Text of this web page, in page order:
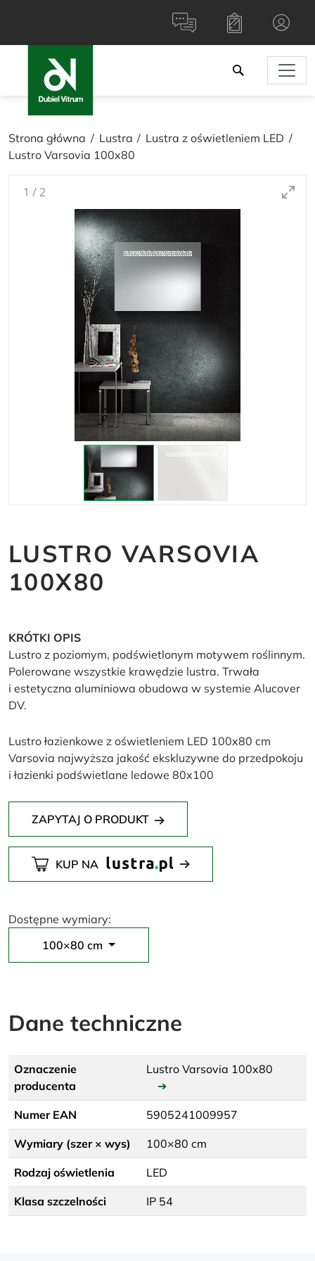
Strona główna Lustra
Lustra z oświetleniem LED
Lustro Varsovia 100x80
1 /2
LUSTRO VARSOVIA
100X80
KRÓTKI OPIS
Lustro z poziomym, podświetlonym motywem roślinnym.
Polerowane wszystkie krawędzie lustra. Trwała
i estetyczna aluminiowa obudowa w systemie Alucover
DV.
Lustro łazienkowe z oświetleniem LED 100x80 cm
Varsovia najwyższa jakość ekskluzywne do przedpokoju
i łazienki podświetlane ledowe 80x100
ZAPYTAJ O PRODUKT
KUP NA
Dostępne wymiary:
100×80 cm
Dane techniczne
Oznaczenie
producenta
Lustro Varsovia 100x80
➔
Numer EAN 5905241009957
Wymiary (szer × wys) 100×80 cm
Rodzaj oświetlenia LED
Klasa szczelności IP 54